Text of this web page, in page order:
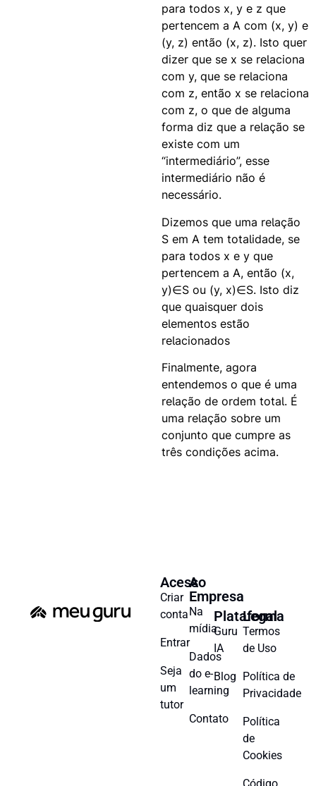
para todos x, y e z que
pertencem a A com (x, y) e
(y, z) então (x, z). Isto quer
dizer que se x se relaciona
com y, que se relaciona
com z, então x se relaciona
com z, o que de alguma
forma diz que a relação se
existe com um
“intermediário”, esse
intermediário não é
necessário.
Dizemos que uma relação
S em A tem totalidade, se
para todos x e y que
pertencem a A, então (x,
y)∈S ou (y, x)∈S. Isto diz
que quaisquer dois
elementos estão
relacionados
Finalmente, agora
entendemos o que é uma
relação de ordem total. É
uma relação sobre um
conjunto que cumpre as
três condições acima.
Acesso
Criar
conta
Entrar
Seja
um
tutor
A
Empresa
Na
mídia
Dados
do e-
learning
Contato
Plataforma
Guru
IA
Blog
Legal
Termos
de Uso
Política de
Privacidade
Política
de
Cookies